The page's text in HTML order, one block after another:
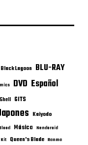
Black Lagoon BLU-RAY
DVD Español
GITS
Kaiyodo
Música Nendoroid
Queen's Blade Ranma